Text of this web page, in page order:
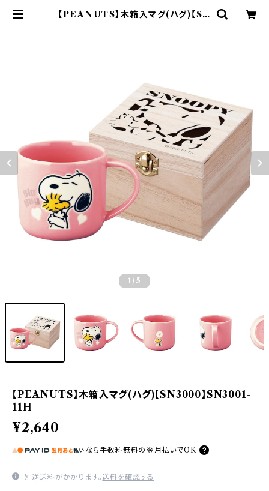
【PEANUTS】木箱入マグ(ハグ)【SN
1 /5
【PEANUTS】木箱入マグ(ハグ)【SN3000】SN3001-
11H
¥2,640
なら 手数料無料の 翌月払いでOK
別途送料がかかります。送料を確認する